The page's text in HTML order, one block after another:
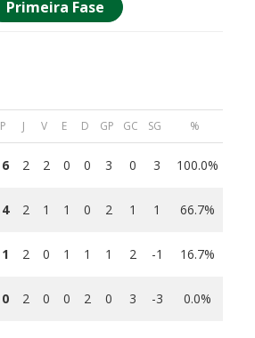
Primeira Fase
P J V E D GP GC SG %
6 2 2 0 0 3 0 3 100.0%
4 2 1 1 0 2 1 1 66.7%
1 2 0 1 1 1 2 -1 16.7%
0 2 0 0 2 0 3 -3 0.0%